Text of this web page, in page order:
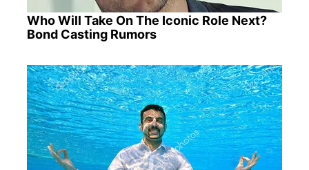
Who Will Take On The Iconic Role Next?
Bond Casting Rumors